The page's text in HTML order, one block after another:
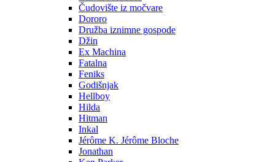
Čudovište iz močvare
Dororo
Družba iznimne gospode
Džin
Ex Machina
Fatalna
Feniks
Godišnjak
Hellboy
Hilda
Hitman
Inkal
Jérôme K. Jérôme Bloche
Jonathan